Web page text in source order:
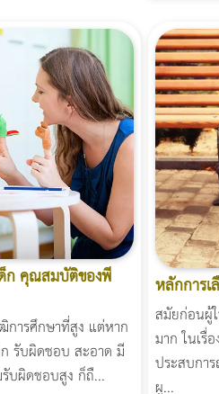
ก คุณสมบัติของพี่
การศึกษาที่สูง แต่หาก
รับผิดชอบ สะอาด มี
บผิดชอบสูง ก็ถื...
หลักการเ
สมัยก่อนผู้
มาก ในเรื่
ประสบกา
ผู...